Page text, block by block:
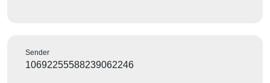
Sender
10692255588239062246